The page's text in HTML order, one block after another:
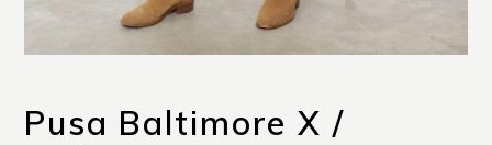
Pusa Baltimore X /